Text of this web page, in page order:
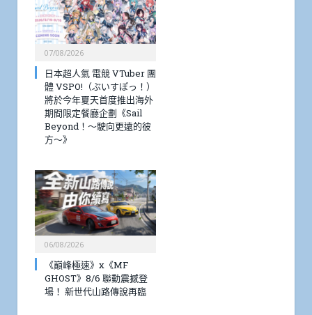
07/08/2026
日本超人氣 電競 VTuber 團
體 VSPO!（ぶいすぽっ！）
將於今年夏天首度推出海外
期間限定餐廳企劃《Sail
Beyond！～駛向更遠的彼
方～》
06/08/2026
《巔峰極速》x《MF
GHOST》8/6 聯動震撼登
場！ 新世代山路傳說再臨